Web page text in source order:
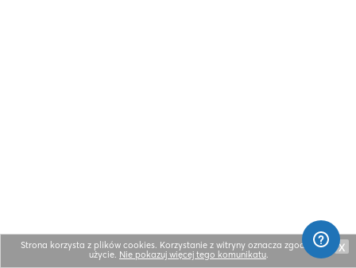
Strona korzysta z plików cookies. Korzystanie z witryny oznacza zgodę na ich
użycie. Nie pokazuj więcej tego komunikatu.
X